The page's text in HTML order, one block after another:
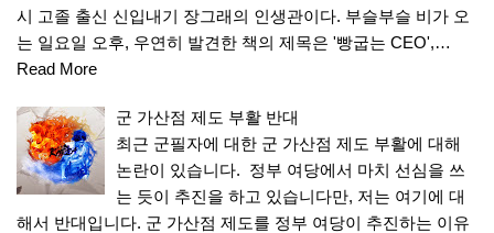
시 고졸 출신 신입내기 장그래의 인생관이다. 부슬부슬 비가 오
는 일요일 오후, 우연히 발견한 책의 제목은 '빵굽는 CEO',…
Read More
군 가산점 제도 부활 반대
최근 군필자에 대한 군 가산점 제도 부활에 대해
논란이 있습니다. 정부 여당에서 마치 선심을 쓰
는 듯이 추진을 하고 있습니다만, 저는 여기에 대
해서 반대입니다. 군 가산점 제도를 정부 여당이 추진하는 이유